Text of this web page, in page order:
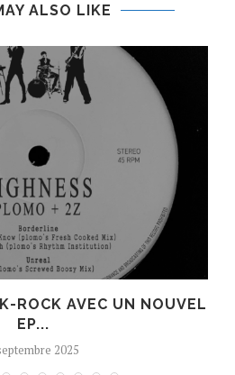
ALSO LIKE
ROCK AVEC UN NOUVEL
EP...
2025